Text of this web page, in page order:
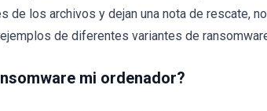
de los archivos y dejan una nota de rescate,
de diferentes variantes de
mi ordenador?